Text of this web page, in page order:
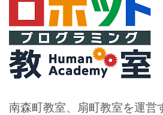
南森町教室、扇町教室を運営